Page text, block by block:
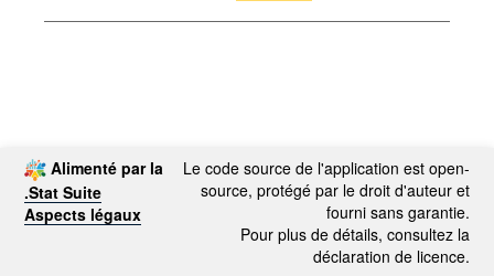
Alimenté par la
.Stat Suite
Aspects légaux
Le code source de l'application est open-
source, protégé par le droit d'auteur et
fourni sans garantie.
Pour plus de détails, consultez la
déclaration de licence.